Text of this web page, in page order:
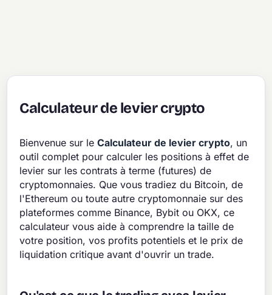
Calculateur de levier crypto
Bienvenue sur leCalculateur de levier crypto, un
outil complet pour calculer les positions à effet de
levier sur les contrats à terme (futures) de
cryptomonnaies. Que vous tradiez du Bitcoin, de
l'Ethereum ou toute autre cryptomonnaie sur des
plateformes comme Binance, Bybit ou OKX, ce
calculateur vous aide à comprendre la taille de
votre position, vos profits potentiels et le prix de
liquidation critique avant d'ouvrir un trade.